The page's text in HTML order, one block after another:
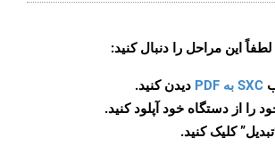
لطفاً این مراحل را دنبال کنید:
SXC به PDF
دیدن کنید.
کلیک کنید.